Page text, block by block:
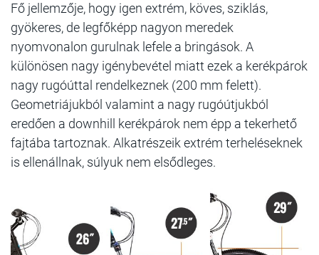
Fő jellemzője, hogy igen extrém, köves, sziklás,
gyökeres, de legfőképp nagyon meredek
nyomvonalon gurulnak lefele a bringások. A
különösen nagy igénybevétel miatt ezek a kerékpárok
nagy rugóúttal rendelkeznek (200 mm felett).
Geometriájukból valamint a nagy rugóútjukból
eredően a downhill kerékpárok nem épp a tekerhető
fajtába tartoznak. Alkatrészeik extrém terheléseknek
is ellenállnak, súlyuk nem elsődleges.